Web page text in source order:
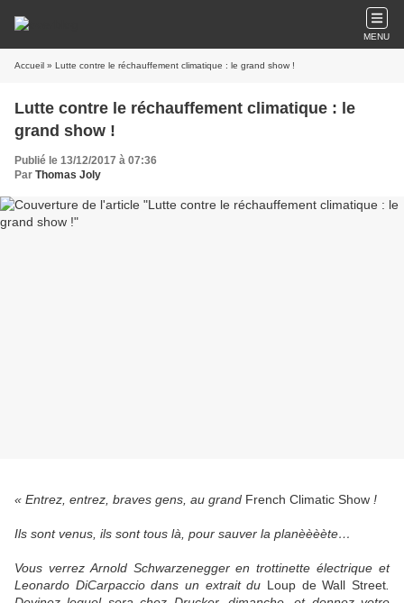
MENU
Accueil » Lutte contre le réchauffement climatique : le grand show !
Lutte contre le réchauffement climatique : le
grand show !
Publié le 13/12/2017 à 07:36
Par Thomas Joly
« Entrez, entrez, braves gens, au grand French Climatic Show !
Ils sont venus, ils sont tous là, pour sauver la planèèèète…
Vous verrez Arnold Schwarzenegger en trottinette électrique et
Leonardo DiCarpaccio dans un extrait du Loup de Wall Street